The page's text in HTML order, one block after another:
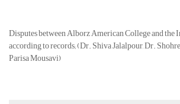
Disputes between Alborz American College and the
according to records; (Dr. Shiva Jalalpour, Dr.
Parisa Mousavi)